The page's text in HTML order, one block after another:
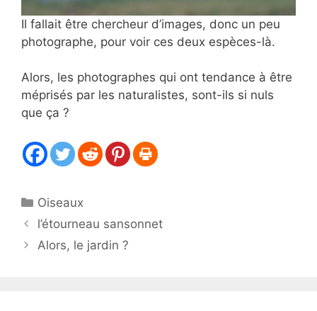
Il fallait être chercheur d’images, donc un peu
photographe, pour voir ces deux espèces-là.
Alors, les photographes qui ont tendance à être
méprisés par les naturalistes, sont-ils si nuls
que ça ?
Catégories
Oiseaux
l’étourneau sansonnet
Alors, le jardin ?